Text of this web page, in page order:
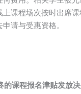
课程场次按时出席
请与受惠资格。
课程报名津贴发放